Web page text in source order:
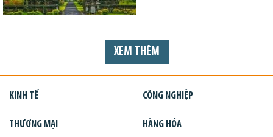
XEM THÊM
KINH TẾ CÔNG NGHIỆP
THƯƠNG MẠI HÀNG HÓA